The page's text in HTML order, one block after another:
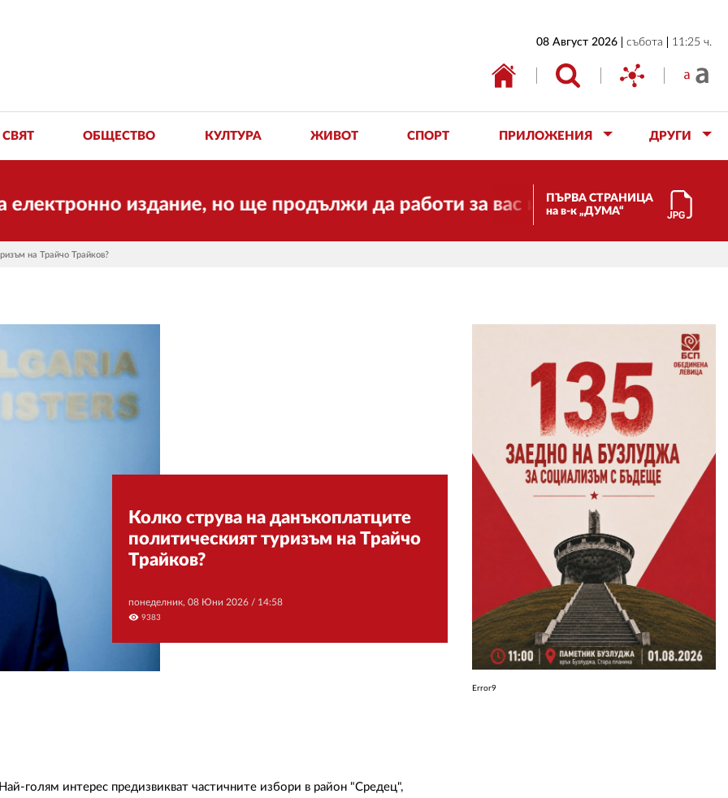
08 Август 2026 събота 11:25 ч.
СВЯТ ОБЩЕСТВО КУЛТУРА ЖИВОТ СПОРТ ПРИЛОЖЕНИЯ ДРУГИ
издание, но ще продължи да работи за вас и за свободата,ПЪРВА СТРАНИЦА
на в-к „ДУМА“
на Трайчо Трайков?
Колко струва на данъкоплатците
политическият туризъм на Трайчо
Трайков?
понеделник, 08 Юни 2026 / 14:58
visibility9383
голям интерес предизвикват частичните избори в район "Средец",
Error9
ИКОНОМИКА
ОБЩЕСТВО
АВТОРИ
РЕДАКЦИЯ
РЕКЛАМА
АБОНАМЕНТ
УСЛОВИЯ ЗА ПОЛЗВАНЕ
ПОЛИТИКА ЗА БИСКВИТКИТЕ
ПОЛИТИКАТА ЗА